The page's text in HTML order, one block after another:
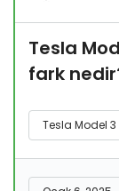
Tesla
fark
Tesla Model